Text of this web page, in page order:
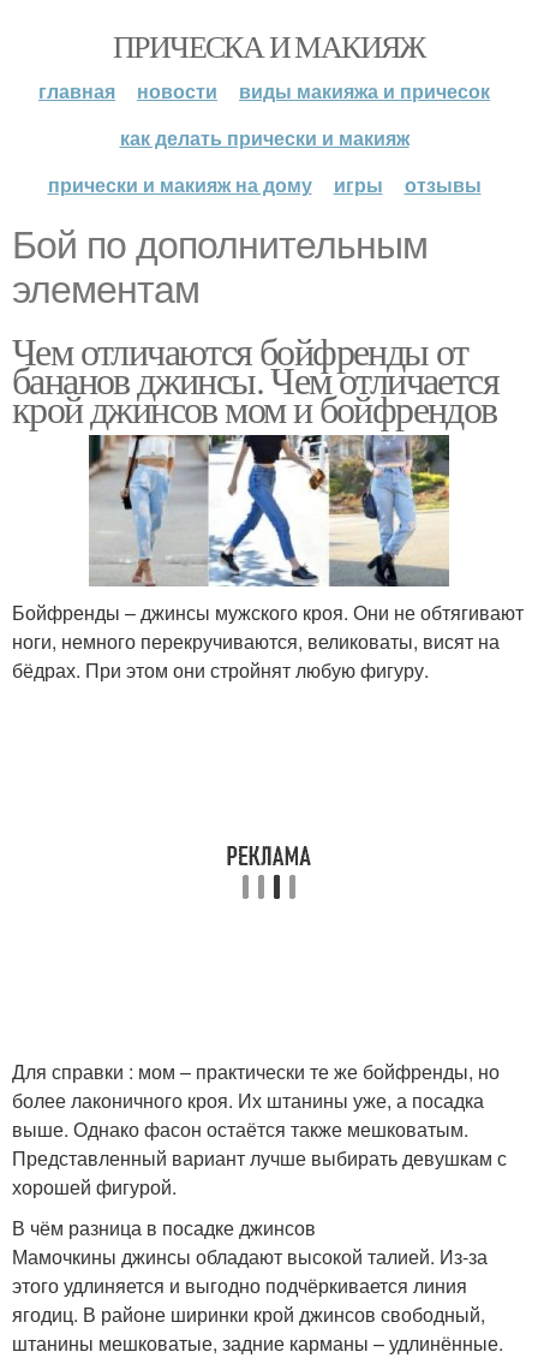
ПРИЧЕСКА И МАКИЯЖ
главная новости
виды макияжа и причесок
как делать прически и макияж
прически и макияж на дому
игры отзывы
Бой по дополнительным
элементам
Чем отличаются бойфренды от
бананов джинсы. Чем отличается
крой джинсов мом и бойфрендов
Бойфренды – джинсы мужского кроя. Они не обтягивают
ноги, немного перекручиваются, великоваты, висят на
бёдрах. При этом они стройнят любую фигуру.
Для справки : мом – практически те же бойфренды, но
более лаконичного кроя. Их штанины уже, а посадка
выше. Однако фасон остаётся также мешковатым.
Представленный вариант лучше выбирать девушкам с
хорошей фигурой.
В чём разница в посадке джинсов
Мамочкины джинсы обладают высокой талией. Из-за
этого удлиняется и выгодно подчёркивается линия
ягодиц. В районе ширинки крой джинсов свободный,
штанины мешковатые, задние карманы – удлинённые.